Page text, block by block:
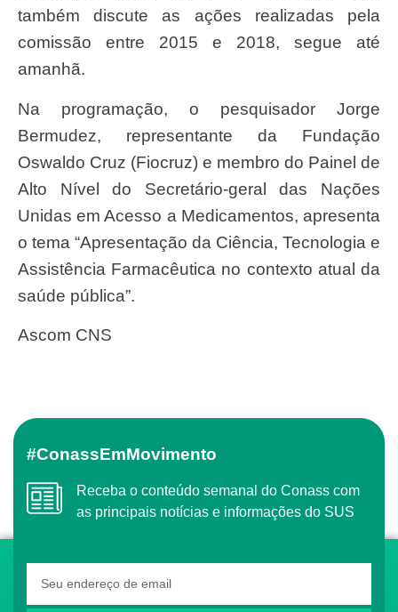
também discute as ações realizadas pela
comissão entre 2015 e 2018, segue até
amanhã.
Na programação, o pesquisador Jorge
Bermudez, representante da Fundação
Oswaldo Cruz (Fiocruz) e membro do Painel de
Alto Nível do Secretário-geral das Nações
Unidas em Acesso a Medicamentos, apresenta
o tema “Apresentação da Ciência, Tecnologia e
Assistência Farmacêutica no contexto atual da
saúde pública”.
Ascom CNS
#ConassEmMovimento
Receba o conteúdo semanal do Conass com
as principais notícias e informações do SUS